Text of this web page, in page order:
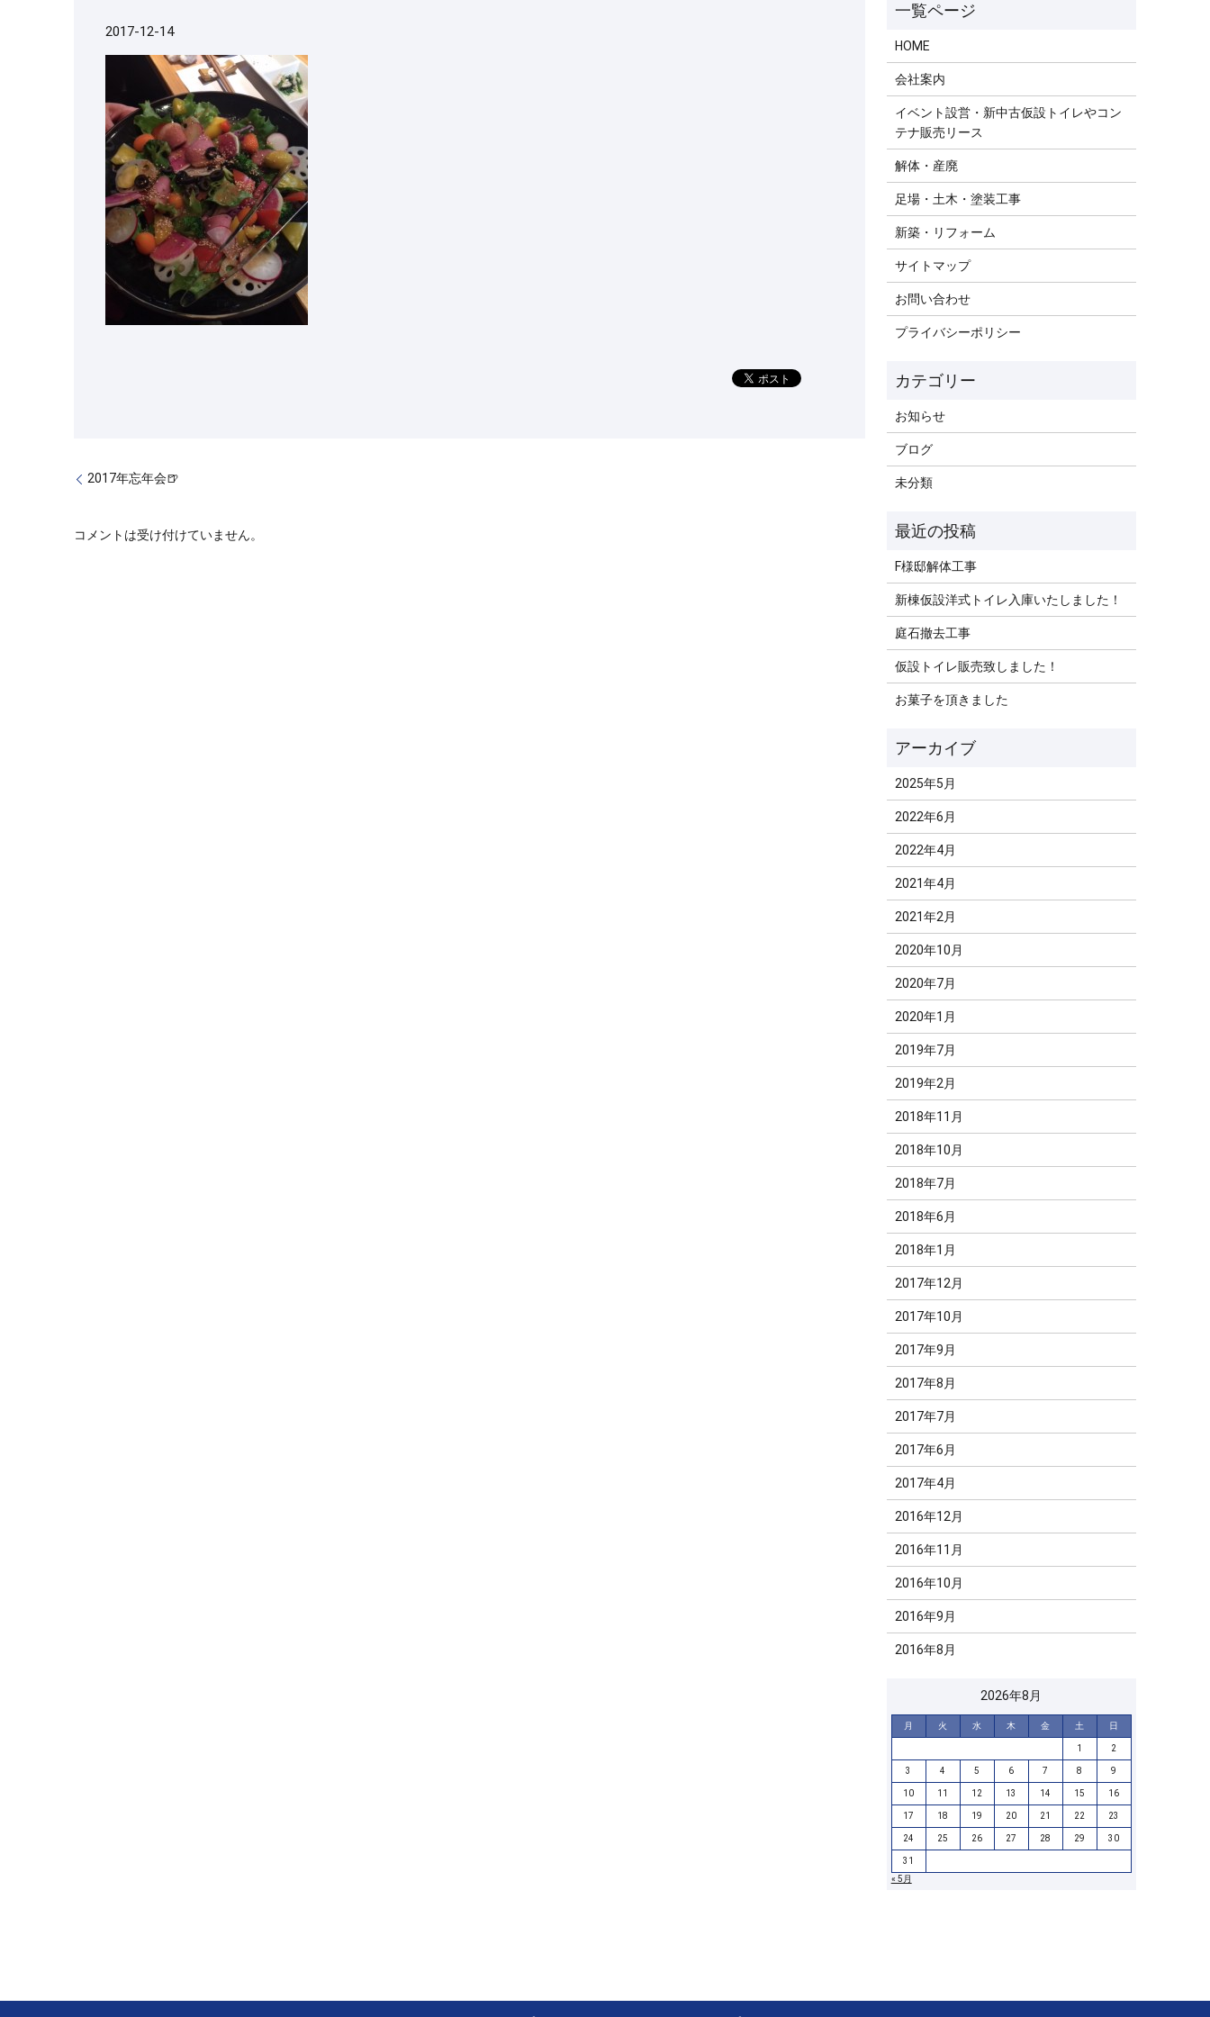
2017-12-14
2017年忘年会🍺
コメントは受け付けていません。
HOME
会社案内
イベント設営・新中古仮設トイレやコン
テナ販売リース
解体・産廃
足場・土木・塗装工事
新築・リフォーム
サイトマップ
お問い合わせ
プライバシーポリシー
お知らせ
ブログ
未分類
F様邸解体工事
新棟仮設洋式トイレ入庫いたしました！
庭石撤去工事
仮設トイレ販売致しました！
お菓子を頂きました
2025年5月
2022年6月
2022年4月
2021年4月
2021年2月
2020年10月
2020年7月
2020年1月
2019年7月
2019年2月
2018年11月
2018年10月
2018年7月
2018年6月
2018年1月
2017年12月
2017年10月
2017年9月
2017年8月
2017年7月
2017年6月
2017年4月
2016年12月
2016年11月
2016年10月
2016年9月
2016年8月
2026年8月
月 火 水 木 金 土 日
1 2
3 4 5 6 7 8 9
10 11 12 13 14 15 16
17 18 19 20 21 22 23
24 25 26 27 28 29 30
31
« 5月